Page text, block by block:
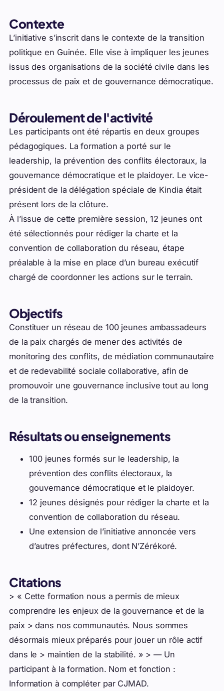
Contexte
L’initiative s’inscrit dans le contexte de la transition
politique en Guinée. Elle vise à impliquer les jeunes
issus des organisations de la société civile dans les
processus de paix et de gouvernance démocratique.
Déroulement de l'activité
Les participants ont été répartis en deux groupes
pédagogiques. La formation a porté sur le
leadership, la prévention des conflits électoraux, la
gouvernance démocratique et le plaidoyer. Le vice-
président de la délégation spéciale de Kindia était
présent lors de la clôture.
À l’issue de cette première session, 12 jeunes ont
été sélectionnés pour rédiger la charte et la
convention de collaboration du réseau, étape
préalable à la mise en place d’un bureau exécutif
chargé de coordonner les actions sur le terrain.
Objectifs
Constituer un réseau de 100 jeunes ambassadeurs
de la paix chargés de mener des activités de
monitoring des conflits, de médiation communautaire
et de redevabilité sociale collaborative, afin de
promouvoir une gouvernance inclusive tout au long
de la transition.
Résultats ou enseignements
100 jeunes formés sur le leadership, la
prévention des conflits électoraux, la
gouvernance démocratique et le plaidoyer.
12 jeunes désignés pour rédiger la charte et la
convention de collaboration du réseau.
Une extension de l’initiative annoncée vers
d’autres préfectures, dont N’Zérékoré.
Citations
> « Cette formation nous a permis de mieux
comprendre les enjeux de la gouvernance et de la
paix > dans nos communautés. Nous sommes
désormais mieux préparés pour jouer un rôle actif
dans le > maintien de la stabilité. » > — Un
participant à la formation. Nom et fonction :
Information à compléter par CJMAD.